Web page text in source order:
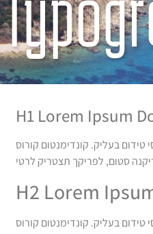
H1 Lorem Ipsum
טידום בעליק. קונדימנטום קורוס
H2 Lorem
טידום בעליק. קונדימנטום קורוס